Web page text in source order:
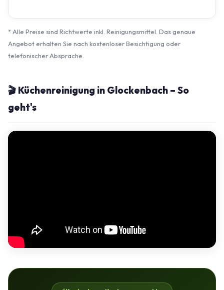
* Alle Preise sind Richtwerte inkl. Reinigungsmittel. Das genaue
Angebot erhalten Sie nach kostenloser Besichtigung oder
telefonischer Absprache.
🎬 Küchenreinigung in Glockenbach – So
geht's